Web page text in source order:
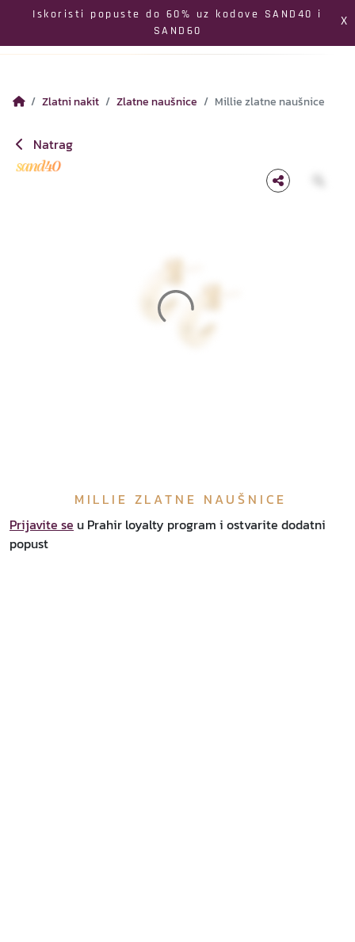
Iskoristi popuste do 60% uz kodove SAND40 i
SAND60
X
Izbornik
Profil Pretraga
Zlatni nakit Zlatne naušnice Millie zlatne naušnice
Natrag
MILLIE ZLATNE NAUŠNICE
Prijavite se u Prahir loyalty program i ostvarite dodatni
popust